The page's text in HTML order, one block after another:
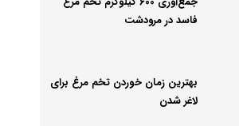
فاسد در مرودشت
بهترین زمان خوردن تخم مرغ برای
لاغر شدن